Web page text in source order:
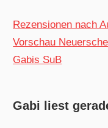
Rezensionen nach
Vorschau
Gabis SuB
Gabi liest